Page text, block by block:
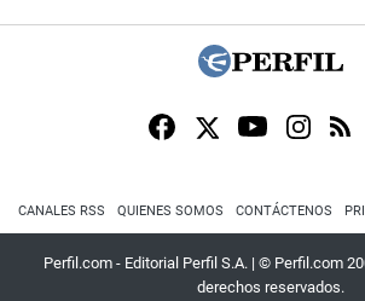
CANALES RSS QUIENES SOMOS CONTÁCTENOS
Perfil.com - Editorial Perfil S.A. | © Perfil.com
derechos reservados.